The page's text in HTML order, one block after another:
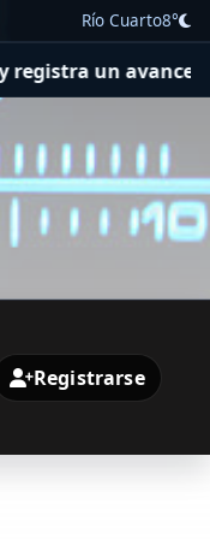
Río Cuarto8°
un avance
Registrarse